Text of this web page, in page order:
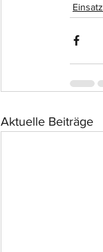
Einsatz
Aktuelle Beiträge